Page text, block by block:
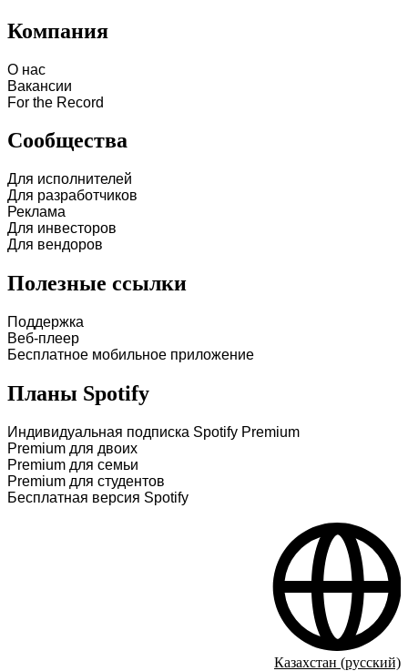
Компания
О нас
Вакансии
For the Record
Сообщества
Для исполнителей
Для разработчиков
Реклама
Для инвесторов
Для вендоров
Полезные ссылки
Поддержка
Веб-плеер
Бесплатное мобильное приложение
Планы Spotify
Индивидуальная подписка Spotify Premium
Premium для двоих
Premium для семьи
Premium для студентов
Бесплатная версия Spotify
Казахстан (русский)